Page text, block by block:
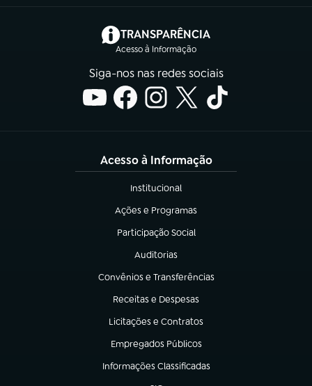
TRANSPARÊNCIA
Acesso à Informação
(abre em nova aba)
Siga-nos nas redes sociais
Acesso à Informação
Institucional
(abre em nova aba)
Ações e Programas
(abre em nova aba)
Participação Social
(abre em nova aba)
Auditorias
(abre em nova aba)
Convênios e Transferências
(abre em nova aba)
Receitas e Despesas
(abre em nova aba)
Licitações e Contratos
(abre em nova aba)
Empregados Públicos
(abre em nova aba)
Informações Classificadas
(abre em nova aba)